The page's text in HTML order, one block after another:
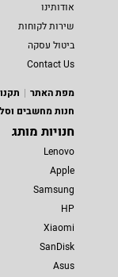
אודותינו
שירות לקוחות
ביטול עסקה
Contact Us
מפת האתר
חנות מחשבים
חנויות מותג
Lenovo
Apple
Samsung
HP
Xiaomi
SanDisk
Asus